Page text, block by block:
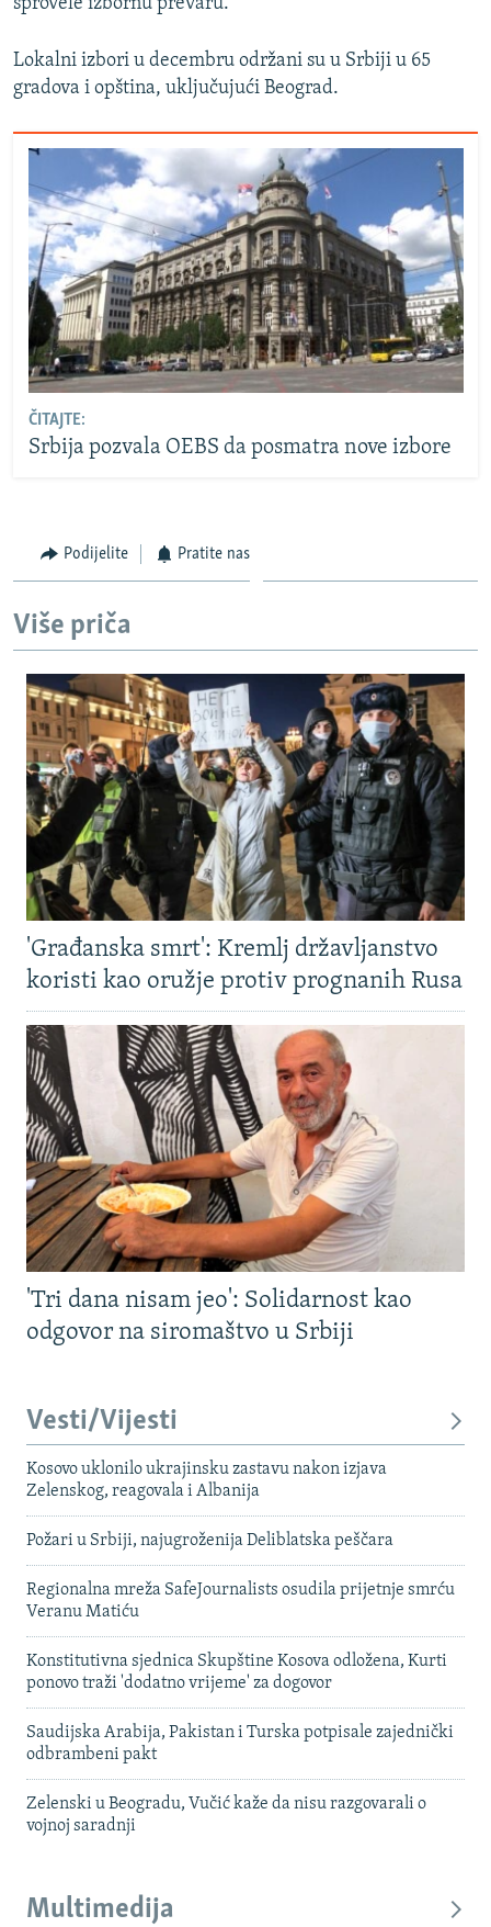
Lokalni izbori u decembru održani su u Srbiji u 65
gradova i opština, uključujući Beograd.
ČITAJTE:
Srbija pozvala OEBS da posmatra nove izbore
Podijelite Pratite nas
Više priča
'Građanska smrt': Kremlj državljanstvo
koristi kao oružje protiv prognanih Rusa
'Tri dana nisam jeo': Solidarnost kao
odgovor na siromaštvo u Srbiji
Vesti/Vijesti
Kosovo uklonilo ukrajinsku zastavu nakon izjava
Zelenskog, reagovala i Albanija
Požari u Srbiji, najugroženija Deliblatska peščara
Regionalna mreža SafeJournalists osudila prijetnje smrću
Veranu Matiću
Konstitutivna sjednica Skupštine Kosova odložena, Kurti
ponovo traži 'dodatno vrijeme' za dogovor
Saudijska Arabija, Pakistan i Turska potpisale zajednički
odbrambeni pakt
Zelenski u Beogradu, Vučić kaže da nisu razgovarali o
vojnoj saradnji
Multimedija